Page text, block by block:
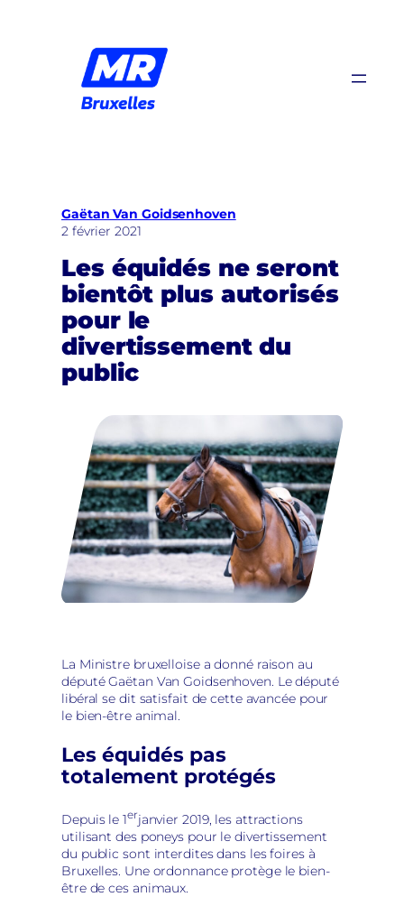
Gaëtan Van Goidsenhoven
2 février 2021
Les équidés ne seront
bientôt plus autorisés
pour le
divertissement du
public
La Ministre bruxelloise a donné raison au
député Gaëtan Van Goidsenhoven. Le député
libéral se dit satisfait de cette avancée pour
le bien-être animal.
Les équidés pas
totalement protégés
Depuis le 1erjanvier 2019, les attractions
utilisant des poneys pour le divertissement
du public sont interdites dans les foires à
Bruxelles. Une ordonnance protège le bien-
être de ces animaux.